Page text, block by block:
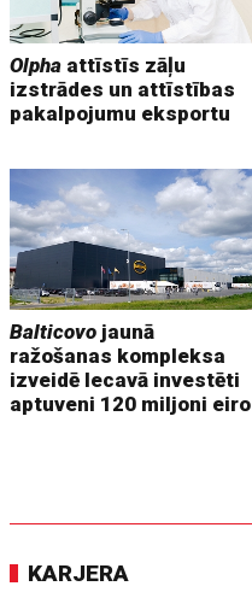
Olpha attīstīs zāļu
izstrādes un attīstības
pakalpojumu eksportu
Balticovo jaunā
ražošanas kompleksa
izveidē Iecavā investēti
aptuveni 120 miljoni eiro
KARJERA